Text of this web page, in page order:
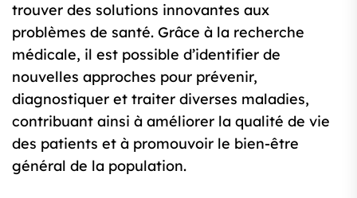
trouver des solutions innovantes aux
problèmes de santé. Grâce à la recherche
médicale, il est possible d’identifier de
nouvelles approches pour prévenir,
diagnostiquer et traiter diverses maladies,
contribuant ainsi à améliorer la qualité de vie
des patients et à promouvoir le bien-être
général de la population.